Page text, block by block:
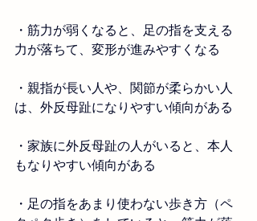
・ 筋力が弱くなると、足の指を支える
力が落ちて、変形が進みやすくなる
・ 親指が長い人や、関節が柔らかい人
は、外反母趾になりやすい傾向がある
・ 家族に外反母趾の人がいると、本人
もなりやすい傾向がある
・ 足の指をあまり使わない歩き方（ペ